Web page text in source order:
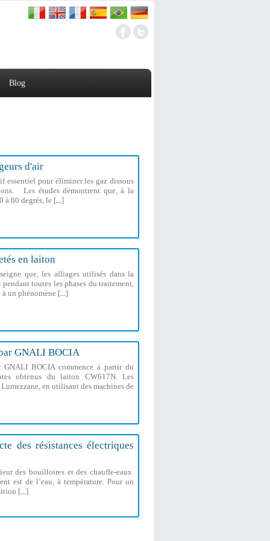
Blog
d'air
essentiel pour éliminer les gaz dissous
Les études démontrent que, à la
à 80 degrés, le [...]
en laiton
que, les alliages utilisés dans la
toutes les phases du traitement,
un phénomène [...]
GNALI BOCIA
GNALI BOCIA commence à partir du
obtenus du laiton CW617N. Les
en utilisant des machines de
des résistances électriques
des bouilloires et des chauffe-eaux
est de l’eau, à température. Pour un
[...]